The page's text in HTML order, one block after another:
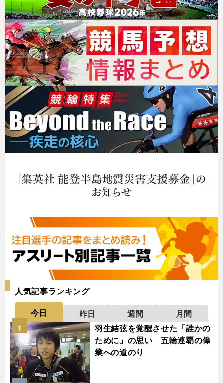
人気記事ランキング
今日 昨日 週間
月間
羽生結弦を覚醒させた「誰かの
ために」の思い 五輪連覇の偉
業への道のり
1